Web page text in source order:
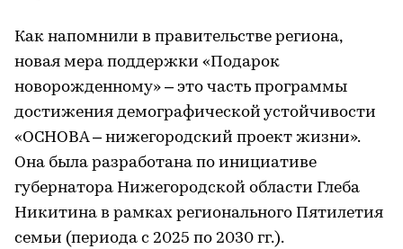
Как напомнили в правительстве региона,
новая мера поддержки «Подарок
новорожденному» – это часть программы
достижения демографической устойчивости
«ОСНОВА – нижегородский проект жизни».
Она была разработана по инициативе
губернатора Нижегородской области Глеба
Никитина в рамках регионального Пятилетия
семьи (периода с 2025 по 2030 гг.).